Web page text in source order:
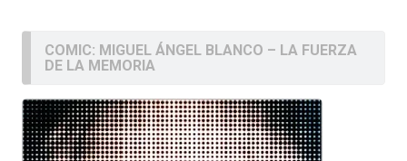
COMIC: MIGUEL ÁNGEL BLANCO – LA FUERZA
DE LA MEMORIA